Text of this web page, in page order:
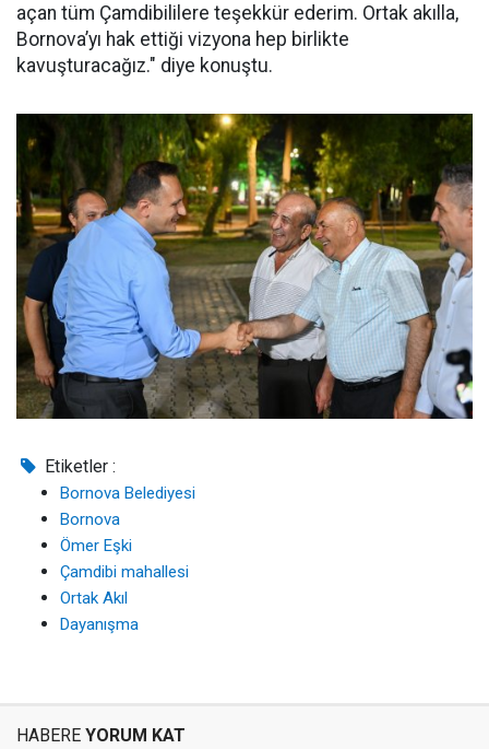
açan tüm Çamdibililere teşekkür ederim. Ortak akılla,
Bornova’yı hak ettiği vizyona hep birlikte
kavuşturacağız." diye konuştu.
Etiketler :
Bornova Belediyesi
Bornova
Ömer Eşki
Çamdibi mahallesi
Ortak Akıl
Dayanışma
HABERE YORUM KAT